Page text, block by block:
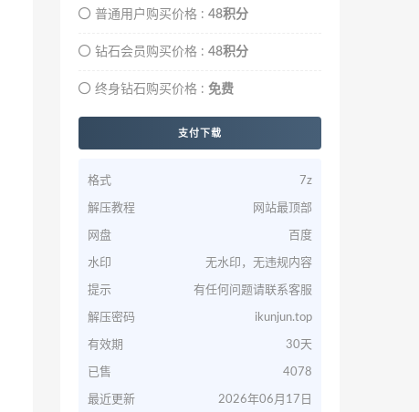
普通用户购买价格 : 48积分
钻石会员购买价格 : 48积分
终身钻石购买价格 : 免费
支付下载
格式 7z
解压教程 网站最顶部
网盘 百度
水印 无水印，无违规内容
提示 有任何问题请联系客服
解压密码 ikunjun.top
有效期 30天
已售 4078
最近更新 2026年06月17日